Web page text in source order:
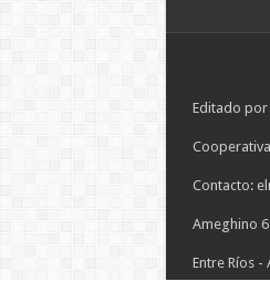
Editado por
Contacto:
Ameghino
Entre Ríos -